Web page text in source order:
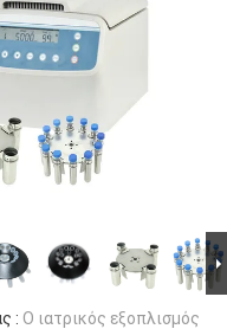
: Ο ιατρικός εξοπλισμός